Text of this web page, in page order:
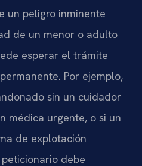
un peligro inminente
de un menor o adulto
esperar el trámite
Por ejemplo,
sin un cuidador
médica urgente, o si un
de explotación
debe